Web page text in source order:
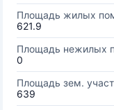
Площадь жилых
621.9
Площадь нежилых
0
Площадь зем.
639